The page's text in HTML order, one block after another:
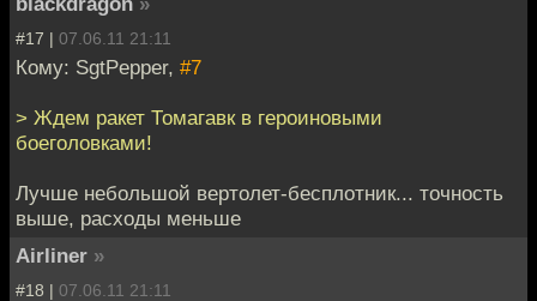
#17 | 07.06.11 21:11
Кому: SgtPepper, #7
> Ждем ракет Томагавк в героиновыми
боеголовками!
Лучше небольшой вертолет-бесплотник... точность
выше, расходы меньше
Airliner »
#18 | 07.06.11 21:11